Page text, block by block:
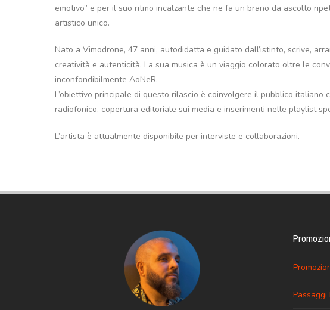
emotivo” e per il suo ritmo incalzante che ne fa un brano da ascolto
artistico unico.
Nato a Vimodrone, 47 anni, autodidatta e guidato dall’istinto, scrive,
creatività e autenticità. La sua musica è un viaggio colorato oltre le
inconfondibilmente AoNeR.
L’obiettivo principale di questo rilascio è coinvolgere il pubblico italiano
radiofonico, copertura editoriale sui media e inserimenti nelle playlist
L’artista è attualmente disponibile per interviste e collaborazioni.